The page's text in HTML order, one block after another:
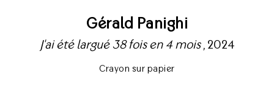
Gérald Panighi
J'ai été largué 38 fois en 4 mois, 2024
Crayon sur papier